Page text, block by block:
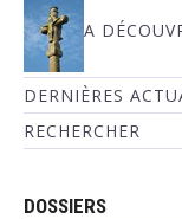
A
DERNIÈRES
RECHERCHER
DOSSIERS